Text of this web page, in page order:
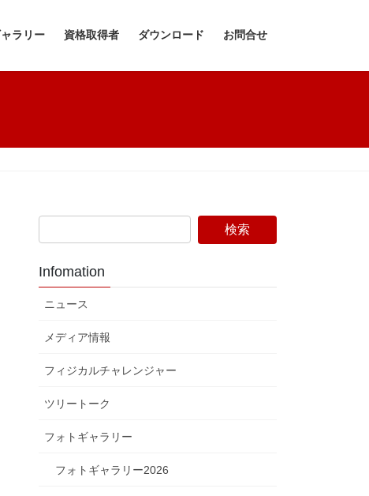
ラリー 資格取得者 ダウンロード お問合せ
Infomation
ニュース
メディア情報
フィジカルチャレンジャー
ツリートーク
フォトギャラリー
フォトギャラリー2026